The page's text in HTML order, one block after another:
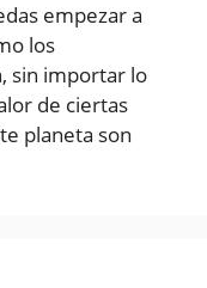
empezar a
los
sin importar lo
de ciertas
planeta son